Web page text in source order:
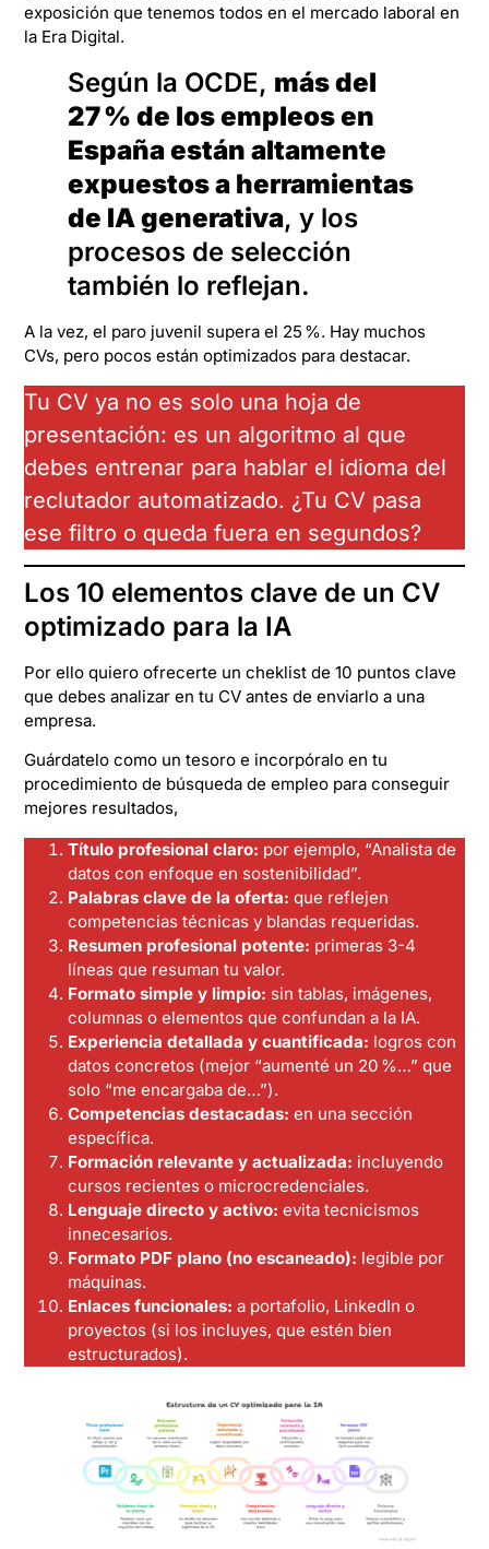
exposición que tenemos todos en el mercado laboral en
la Era Digital.
Según la OCDE, más del
27 % de los empleos en
España están altamente
expuestos a herramientas
de IA generativa, y los
procesos de selección
también lo reflejan.
A la vez, el paro juvenil supera el 25 %. Hay muchos
CVs, pero pocos están optimizados para destacar.
Tu CV ya no es solo una hoja de
presentación: es un algoritmo al que
debes entrenar para hablar el idioma del
reclutador automatizado. ¿Tu CV pasa
ese filtro o queda fuera en segundos?
Los 10 elementos clave de un CV
optimizado para la IA
Por ello quiero ofrecerte un cheklist de 10 puntos clave
que debes analizar en tu CV antes de enviarlo a una
empresa.
Guárdatelo como un tesoro e incorpóralo en tu
procedimiento de búsqueda de empleo para conseguir
mejores resultados,
Título profesional claro: por ejemplo, “Analista de
datos con enfoque en sostenibilidad”.
Palabras clave de la oferta: que reflejen
competencias técnicas y blandas requeridas.
Resumen profesional potente: primeras 3-4
líneas que resuman tu valor.
Formato simple y limpio: sin tablas, imágenes,
columnas o elementos que confundan a la IA.
Experiencia detallada y cuantificada: logros con
datos concretos (mejor “aumenté un 20 %…” que
solo “me encargaba de…”).
Competencias destacadas: en una sección
específica.
Formación relevante y actualizada: incluyendo
cursos recientes o microcredenciales.
Lenguaje directo y activo: evita tecnicismos
innecesarios.
Formato PDF plano (no escaneado): legible por
máquinas.
Enlaces funcionales: a portafolio, LinkedIn o
proyectos (si los incluyes, que estén bien
estructurados).